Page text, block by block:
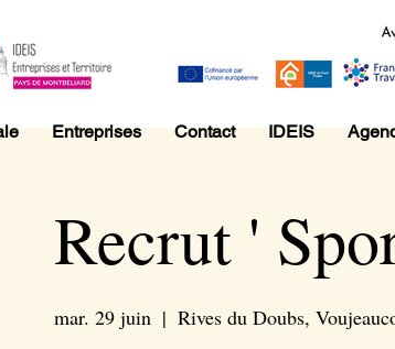
Recrut '
mar. 29 juin
  |
Rives du Doubs,
Entreprises Contact IDEIS